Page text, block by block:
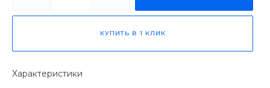
КУПИТЬ В 1 КЛИК
Характеристики